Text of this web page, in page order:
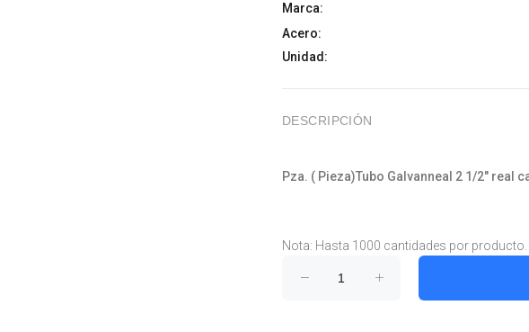
Marca:
Acero:
Unidad:
DESCRIPCIÓN
Pza. ( Pieza)Tubo Galvanneal 2 1/2" real
Nota: Hasta 1000 cantidades por producto.